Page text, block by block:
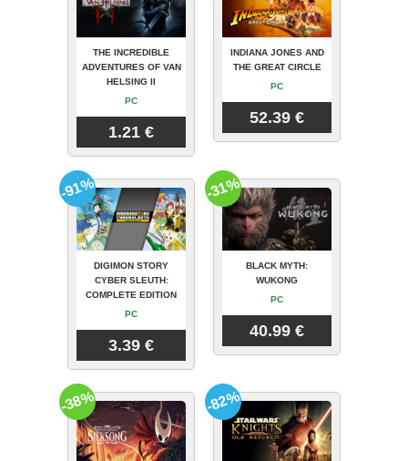
THE INCREDIBLE
ADVENTURES OF VAN
HELSING II
PC
1.21 €
INDIANA JONES AND
THE GREAT CIRCLE
PC
52.39 €
DIGIMON STORY
CYBER SLEUTH:
COMPLETE EDITION
PC
3.39 €
-91%
BLACK MYTH:
WUKONG
PC
40.99 €
-31%
-38% -82%